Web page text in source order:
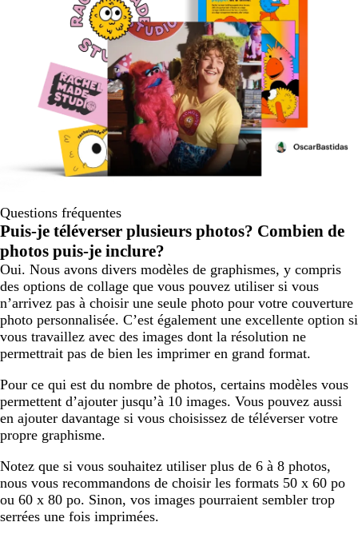
Questions fréquentes
Puis-je téléverser plusieurs photos? Combien de
photos puis-je inclure?
Oui. Nous avons divers modèles de graphismes, y compris
des options de collage que vous pouvez utiliser si vous
n’arrivez pas à choisir une seule photo pour votre couverture
photo personnalisée. C’est également une excellente option si
vous travaillez avec des images dont la résolution ne
permettrait pas de bien les imprimer en grand format.
Pour ce qui est du nombre de photos, certains modèles vous
permettent d’ajouter jusqu’à 10 images. Vous pouvez aussi
en ajouter davantage si vous choisissez de téléverser votre
propre graphisme.
Notez que si vous souhaitez utiliser plus de 6 à 8 photos,
nous vous recommandons de choisir les formats 50 x 60 po
ou 60 x 80 po. Sinon, vos images pourraient sembler trop
serrées une fois imprimées.